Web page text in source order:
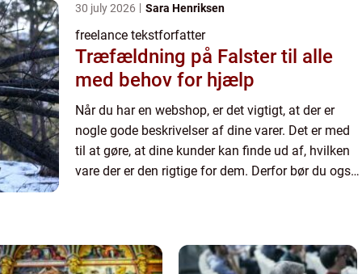
30 july 2026 Sara Henriksen
freelance tekstforfatter
Træfældning på Falster til alle
med behov for hjælp
Når du har en webshop, er det vigtigt, at der er
nogle gode beskrivelser af dine varer. Det er med
til at gøre, at dine kunder kan finde ud af, hvilken
vare der er den rigtige for dem. Derfor bør du også